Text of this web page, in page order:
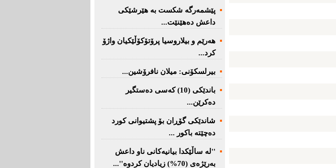
پێشمەرگە شكست بە هێرشێكی
داعش دەهێنێت...
هەرێم و بیلاروسیا پرۆتۆکۆڵێکیان واژۆ
کرد...
بیرلسكۆنی: میلان نافرۆشین...
باندێکی (10) کەسى دەستگیر
دەکرێن...
شاندێکى گۆڕان بۆ پشتیوانی کورد
دەچێتە باکور ...
''لە ساڵێکدا بیانیه‌كانی ناو داعش
بەرێژەى (70%) زیادیان کردوە''...